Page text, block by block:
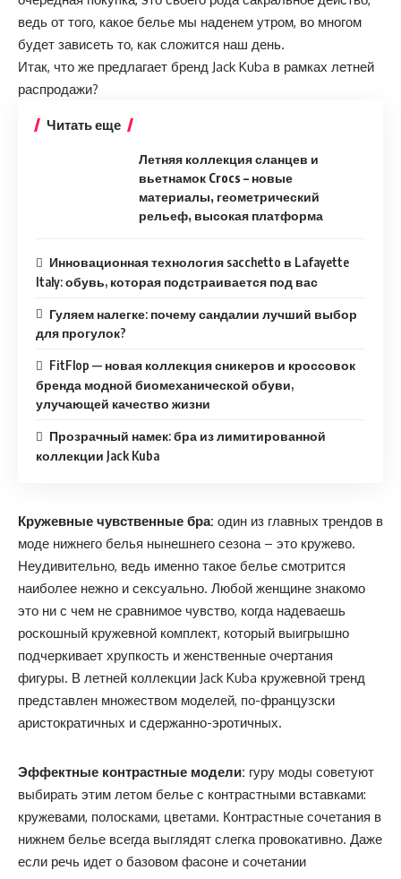
ведь от того, какое белье мы наденем утром, во многом
будет зависеть то, как сложится наш день.
Итак, что же предлагает бренд Jack Kuba в рамках летней
распродажи?
Читать еще
Летняя коллекция сланцев и
вьетнамок Crocs – новые
материалы, геометрический
рельеф, высокая платформа
Инновационная технология sacchetto в Lafayette
Italy: обувь, которая подстраивается под вас
Гуляем налегке: почему сандалии лучший выбор
для прогулок?
FitFlop — новая коллекция сникеров и кроссовок
бренда модной биомеханической обуви,
улучающей качество жизни
Прозрачный намек: бра из лимитированной
коллекции Jack Kuba
Кружевные чувственные бра: один из главных трендов в
моде нижнего белья нынешнего сезона – это кружево.
Неудивительно, ведь именно такое белье смотрится
наиболее нежно и сексуально. Любой женщине знакомо
это ни с чем не сравнимое чувство, когда надеваешь
роскошный кружевной комплект, который выигрышно
подчеркивает хрупкость и женственные очертания
фигуры. В летней коллекции Jack Kuba кружевной тренд
представлен множеством моделей, по-французски
аристократичных и сдержанно-эротичных.
Эффектные контрастные модели: гуру моды советуют
выбирать этим летом белье с контрастными вставками:
кружевами, полосками, цветами. Контрастные сочетания в
нижнем белье всегда выглядят слегка провокативно. Даже
если речь идет о базовом фасоне и сочетании